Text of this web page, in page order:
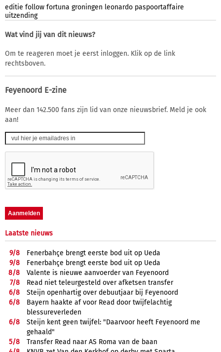
editie follow fortuna groningen leonardo paspoortaffaire
uitzending
Wat vind jij van dit nieuws?
Om te reageren moet je eerst inloggen. Klik op de link
rechtsboven.
Feyenoord E-zine
Meer dan 142.500 fans zijn lid van onze nieuwsbrief. Meld je ook
aan!
Laatste nieuws
9/8
Fenerbahçe brengt eerste bod uit op Ueda
9/8
Fenerbahçe brengt eerste bod uit op Ueda
8/8
Valente is nieuwe aanvoerder van Feyenoord
7/8
Read niet teleurgesteld over afketsen transfer
6/8
Steijn openhartig over debuutjaar bij Feyenoord
6/8
Bayern haakte af voor Read door twijfelachtig
blessureverleden
6/8
Steijn kent geen twijfel: "Daarvoor heeft Feyenoord me
gehaald"
5/8
Transfer Read naar AS Roma van de baan